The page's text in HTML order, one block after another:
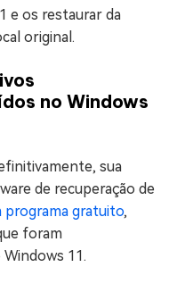
e os restaurar da
original.
no Windows
sua
de recuperação de
programa gratuito,
foram
11.